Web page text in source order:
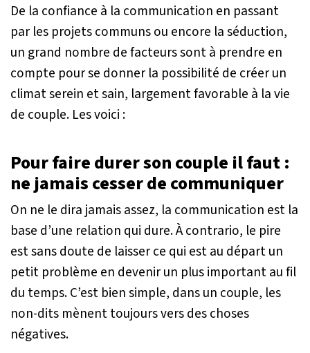
De la confiance à la communication en passant
par les projets communs ou encore la séduction,
un grand nombre de facteurs sont à prendre en
compte pour se donner la possibilité de créer un
climat serein et sain, largement favorable à la vie
de couple. Les voici :
Pour faire durer son couple il faut :
ne jamais cesser de communiquer
On ne le dira jamais assez, la communication est la
base d’une relation qui dure. À contrario, le pire
est sans doute de laisser ce qui est au départ un
petit problème en devenir un plus important au fil
du temps. C’est bien simple, dans un couple, les
non-dits mènent toujours vers des choses
négatives.